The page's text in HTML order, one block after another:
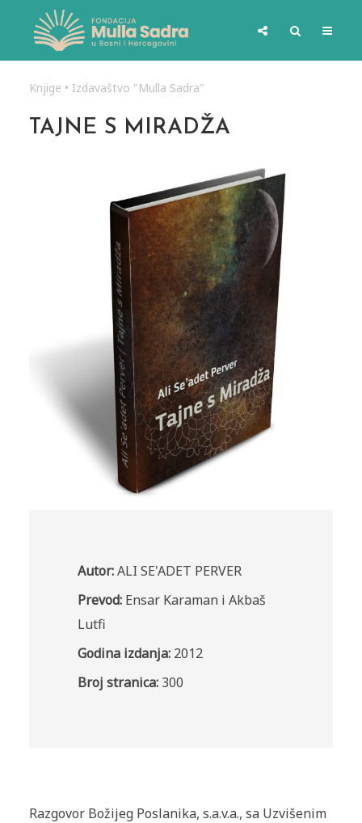
Knjige • Izdavaštvo "Mulla Sadra"
TAJNE S MIRADŽA
Autor:ALI SE'ADET PERVER
Prevod: Ensar Karaman i Akbaš
Lutfi
Godina izdanja: 2012
Broj stranica: 300
Razgovor Božijeg Poslanika, s.a.v.a., sa Uzvišenim